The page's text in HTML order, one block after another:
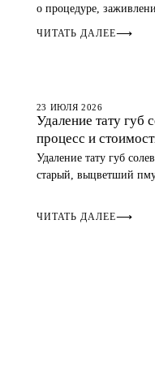
о процедуре,
ЧИТАТЬ ДАЛЕЕ⟶
ГУБЫ
23 ИЮЛЯ 2026
Удаление тату губ
процесс и
Удаление тату губ
старый, выцветший
ЧИТАТЬ ДАЛЕЕ⟶